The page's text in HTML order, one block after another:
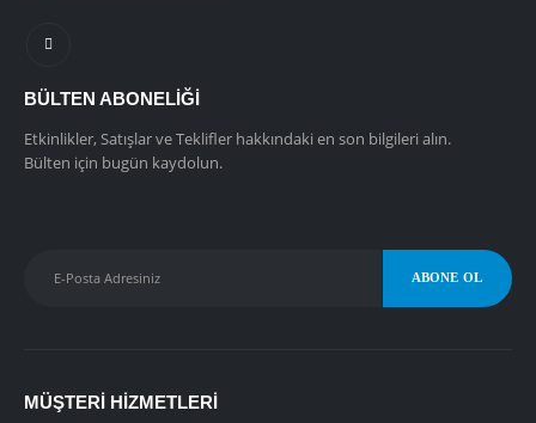
BÜLTEN ABONELIĞI
Etkinlikler, Satışlar ve Teklifler hakkındaki en son bilgileri alın.
Bülten için bugün kaydolun.
MÜŞTERI HIZMETLERI